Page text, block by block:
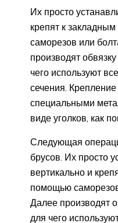
Их просто
крепят к
саморезов или
производят
чего используют
сечения.
специальными
виде уголков, как
Следующая
брусов. Их просто
вертикально и
помощью
Далее производят
для чего